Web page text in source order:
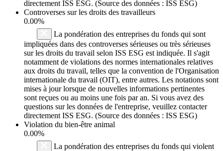
directement ISS ESG. (Source des données : ISS ESG)
Controverses sur les droits des travailleurs
0.00%
La pondération des entreprises du fonds qui sont
impliquées dans des controverses sérieuses ou très sérieuses
sur les droits du travail selon ISS ESG est indiquée. Il s'agit
notamment de violations des normes internationales relatives
aux droits du travail, telles que la convention de l'Organisation
internationale du travail (OIT), entre autres. Les notations sont
mises à jour lorsque de nouvelles informations pertinentes
sont reçues ou au moins une fois par an. Si vous avez des
questions sur les données de l'entreprise, veuillez contacter
directement ISS ESG. (Source des données : ISS ESG)
Violation du bien-être animal
0.00%
La pondération des entreprises du fonds qui violent